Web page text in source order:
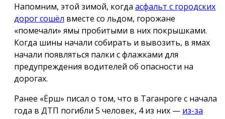
Напомним, этой зимой, когда асфальт с городских
дорог сошёл вместе со льдом, горожане
«помечали» ямы пробитыми в них покрышками.
Когда шины начали собирать и вывозить, в ямах
начали появляться палки с флажками для
предупреждения водителей об опасности на
дорогах.
Ранее «Ёрш» писал о том, что в Таганроге с начала
года в ДТП погибли 5 человек, 4 из них — из-за